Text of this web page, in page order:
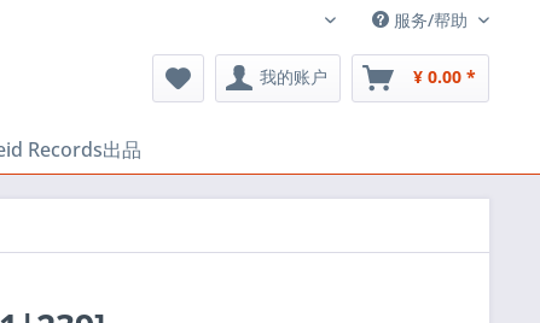
中文 服务/帮助
我的账户 ¥ 0.00 *
Records出品